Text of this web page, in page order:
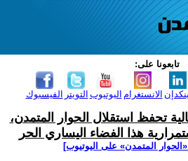
تابعونا على:
الفيسبوك التويتر اليوتيوب الانستغرام
تحفظ استقلال الحوار المتمدن،
هذا الفضاء اليساري الحر
المتمدن» على اليوتيوب]